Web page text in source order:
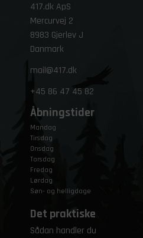
417.dk ApS
Mercurvej 2
8983 Gjerlev J
Danmark
mail@417.dk
+45 86 47 45 82
Åbningstider
Mandag
Tirsdag
Onsdag
Torsdag
Fredag
Lørdag
Søn- og helligdage
Det praktiske
Sådan handler du